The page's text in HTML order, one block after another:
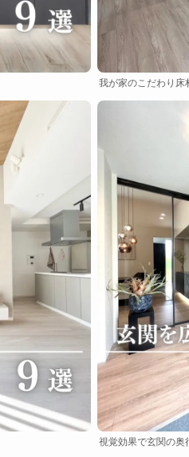
我が家のこだわり床
視覚効果で玄関の奥